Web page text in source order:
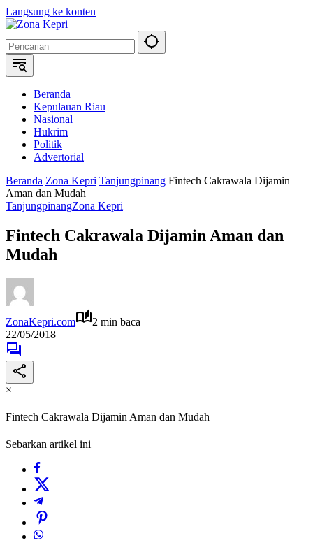
Langsung ke konten
Beranda
Kepulauan Riau
Nasional
Hukrim
Politik
Advertorial
Beranda Zona Kepri Tanjungpinang Fintech Cakrawala Dijamin
Aman dan Mudah
TanjungpinangZona Kepri
Fintech Cakrawala Dijamin Aman dan
Mudah
ZonaKepri.com
2 min baca
22/05/2018
×
Fintech Cakrawala Dijamin Aman dan Mudah
Sebarkan artikel ini